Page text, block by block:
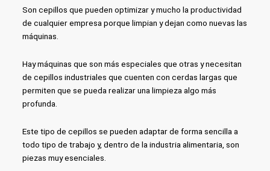
Son cepillos que pueden optimizar y mucho la productividad
de cualquier empresa porque limpian y dejan como nuevas las
máquinas.
Hay máquinas que son más especiales que otras y necesitan
de cepillos industriales que cuenten con cerdas largas que
permiten que se pueda realizar una limpieza algo más
profunda.
Este tipo de cepillos se pueden adaptar de forma sencilla a
todo tipo de trabajo y, dentro de la industria alimentaria, son
piezas muy esenciales.